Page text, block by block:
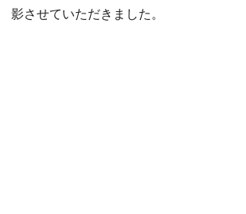
影させていただきました。